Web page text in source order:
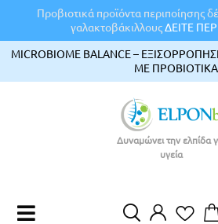
Προβιοτικά προϊόντα περιποίησης
γαλακτοβάκιλλουςΔΕΙΤΕ
MICROBIOME BALANCE –
ΜΕ ΠΡΟΒΙΟΤΙΚΑ
Δυναμώνει την ελπίδα
υγεία